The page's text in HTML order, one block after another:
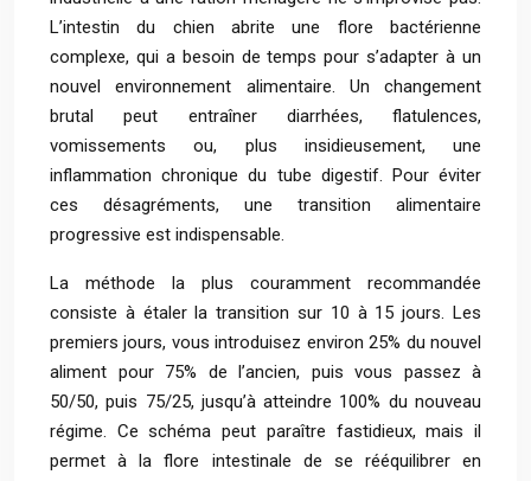
L’intestin du chien abrite une flore bactérienne
complexe, qui a besoin de temps pour s’adapter à un
nouvel environnement alimentaire. Un changement
brutal peut entraîner diarrhées, flatulences,
vomissements ou, plus insidieusement, une
inflammation chronique du tube digestif. Pour éviter
ces désagréments, une transition alimentaire
progressive est indispensable.
La méthode la plus couramment recommandée
consiste à étaler la transition sur 10 à 15 jours. Les
premiers jours, vous introduisez environ 25% du nouvel
aliment pour 75% de l’ancien, puis vous passez à
50/50, puis 75/25, jusqu’à atteindre 100% du nouveau
régime. Ce schéma peut paraître fastidieux, mais il
permet à la flore intestinale de se rééquilibrer en